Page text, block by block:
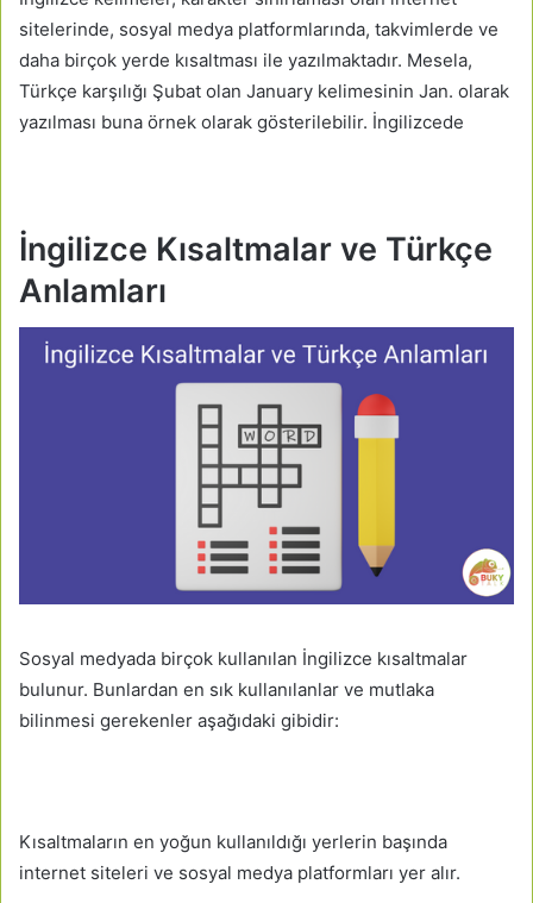
sitelerinde, sosyal medya platformlarında, takvimlerde ve
daha birçok yerde kısaltması ile yazılmaktadır. Mesela,
Türkçe karşılığı Şubat olan January kelimesinin Jan. olarak
yazılması buna örnek olarak gösterilebilir. İngilizcede
İngilizce Kısaltmalar ve Türkçe
Anlamları
Sosyal medyada birçok kullanılan İngilizce kısaltmalar
bulunur. Bunlardan en sık kullanılanlar ve mutlaka
bilinmesi gerekenler aşağıdaki gibidir:
Kısaltmaların en yoğun kullanıldığı yerlerin başında
internet siteleri ve sosyal medya platformları yer alır.